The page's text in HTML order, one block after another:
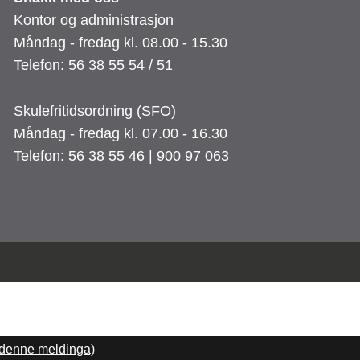
Kontor og administrasjon
Måndag - fredag kl. 08.00 - 15.30
Telefon: 56 38 55 54 / 51
Skulefritidsordning (SFO)
Måndag - fredag kl. 07.00 - 16.30
Telefon: 56 38 55 46 | 900 97 063
meldinga)